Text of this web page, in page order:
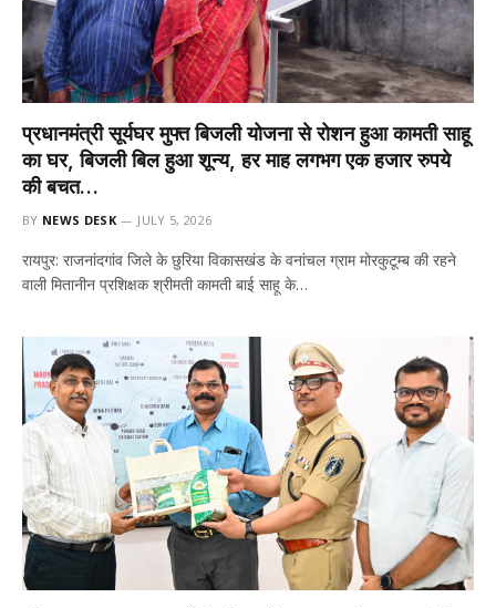
प्रधानमंत्री सूर्यघर मुफ्त बिजली योजना से रोशन हुआ कामती साहू
का घर, बिजली बिल हुआ शून्य, हर माह लगभग एक हजार रुपये
की बचत…
BY NEWS DESK JULY 5, 2026
रायपुर: राजनांदगांव जिले के छुरिया विकासखंड के वनांचल ग्राम मोरकुटूम्ब की रहने
वाली मितानीन प्रशिक्षक श्रीमती कामती बाई साहू के…